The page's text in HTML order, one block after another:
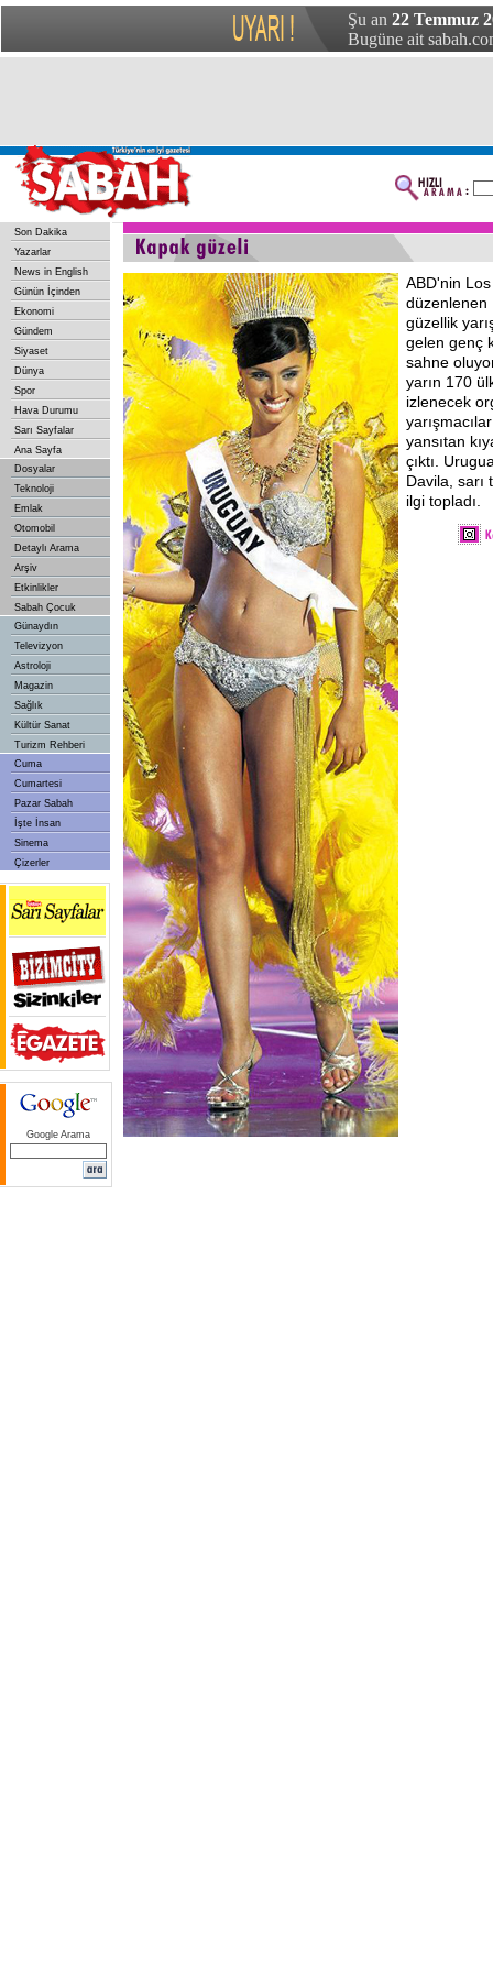
Şu an 22 Temmuz
Bugüne ait
Son Dakika
Yazarlar
News in English
Günün İçinden
Ekonomi
Gündem
Siyaset
Dünya
Spor
Hava Durumu
Sarı Sayfalar
Ana Sayfa
Dosyalar
Teknoloji
Emlak
Otomobil
Detaylı Arama
Arşiv
Etkinlikler
Sabah Çocuk
Günaydın
Televizyon
Astroloji
Magazin
Sağlık
Kültür Sanat
Turizm Rehberi
Cuma
Cumartesi
Pazar Sabah
İşte İnsan
Sinema
Çizerler
Google Arama
ABD'nin
düzenlenen
güzellik
gelen genç
sahne
yarın 170
izlenecek
yansıtan
çıktı.
Davila, sarı
ilgi topladı.